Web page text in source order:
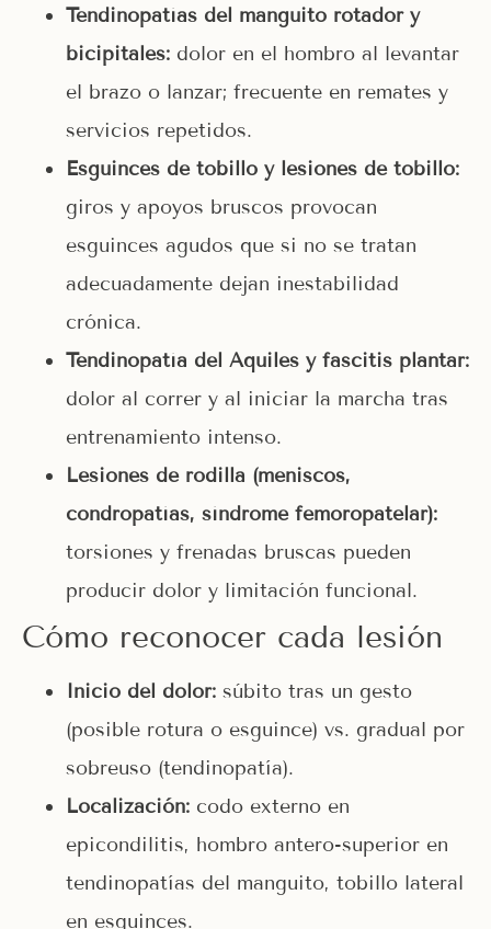
Tendinopatías del manguito rotador y
bicipitales: dolor en el hombro al levantar
el brazo o lanzar; frecuente en remates y
servicios repetidos.
Esguinces de tobillo y lesiones de tobillo:
giros y apoyos bruscos provocan
esguinces agudos que si no se tratan
adecuadamente dejan inestabilidad
crónica.
Tendinopatía del Aquiles y fascitis plantar:
dolor al correr y al iniciar la marcha tras
entrenamiento intenso.
Lesiones de rodilla (meniscos,
condropatías, síndrome femoropatelar):
torsiones y frenadas bruscas pueden
producir dolor y limitación funcional.
Cómo reconocer cada lesión
Inicio del dolor: súbito tras un gesto
(posible rotura o esguince) vs. gradual por
sobreuso (tendinopatía).
Localización: codo externo en
epicondilitis, hombro antero-superior en
tendinopatías del manguito, tobillo lateral
en esguinces.